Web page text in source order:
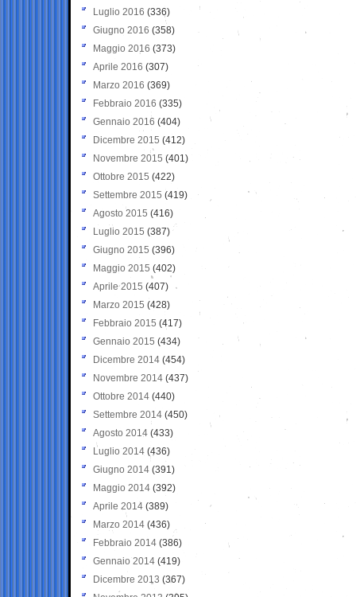
Luglio 2016 (336)
Giugno 2016 (358)
Maggio 2016 (373)
Aprile 2016 (307)
Marzo 2016 (369)
Febbraio 2016 (335)
Gennaio 2016 (404)
Dicembre 2015 (412)
Novembre 2015 (401)
Ottobre 2015 (422)
Settembre 2015 (419)
Agosto 2015 (416)
Luglio 2015 (387)
Giugno 2015 (396)
Maggio 2015 (402)
Aprile 2015 (407)
Marzo 2015 (428)
Febbraio 2015 (417)
Gennaio 2015 (434)
Dicembre 2014 (454)
Novembre 2014 (437)
Ottobre 2014 (440)
Settembre 2014 (450)
Agosto 2014 (433)
Luglio 2014 (436)
Giugno 2014 (391)
Maggio 2014 (392)
Aprile 2014 (389)
Marzo 2014 (436)
Febbraio 2014 (386)
Gennaio 2014 (419)
Dicembre 2013 (367)